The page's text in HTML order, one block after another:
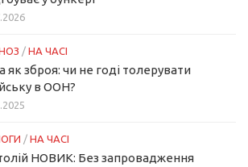
/ НА ЧАСІ
як зброя: чи не годі толерувати
в ООН?
/ НА ЧАСІ
НОВИК: Без запровадження